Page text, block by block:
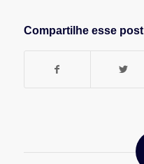
Compartilhe esse post